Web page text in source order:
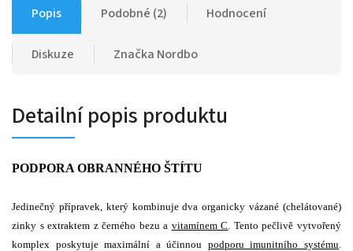
Popis Podobné (2) Hodnocení
Diskuze Značka Nordbo
Detailní popis produktu
PODPORA OBRANNÉHO ŠTÍTU
Jedinečný přípravek, který kombinuje dva organicky vázané (chelátované)
zinky s extraktem z černého bezu a vitamínem C . Tento pečlivě vytvořený
komplex poskytuje maximální a účinnou podporu imunitního systému